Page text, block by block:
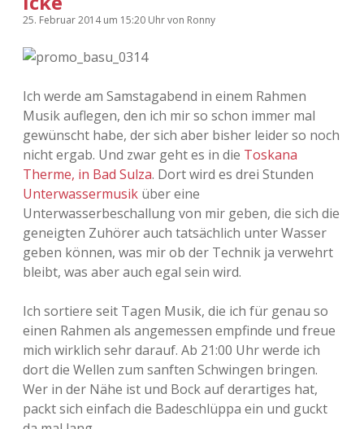
Nur mal so
Täglicher Sinnwahn
Visuelles
Wandnotizen
Adventskalender 2011
Adventskalender 2012
Adventskalender 2013
Adventskalender 2014
Adventskalender 2015
Adventskalender 2016
Adventskalender 2017
Adventskalender 2018
25. Februar 2014um 15:20 Uhrvon Ronny
Ich werde am Samstagabend in einem Rahmen
Musik auflegen, den ich mir so schon immer mal
gewünscht habe, der sich aber bisher leider so noch
nicht ergab. Und zwar geht es in die Toskana
Therme, in Bad Sulza. Dort wird es drei Stunden
Unterwassermusik über eine
Unterwasserbeschallung von mir geben, die sich die
geneigten Zuhörer auch tatsächlich unter Wasser
geben können, was mir ob der Technik ja verwehrt
bleibt, was aber auch egal sein wird.
Ich sortiere seit Tagen Musik, die ich für genau so
einen Rahmen als angemessen empfinde und freue
mich wirklich sehr darauf. Ab 21:00 Uhr werde ich
dort die Wellen zum sanften Schwingen bringen.
Wer in der Nähe ist und Bock auf derartiges hat,
packt sich einfach die Badeschlüppa ein und guckt